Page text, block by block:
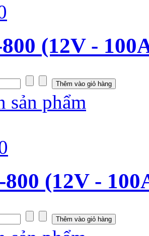
(12V -
sản phẩm
(12V -